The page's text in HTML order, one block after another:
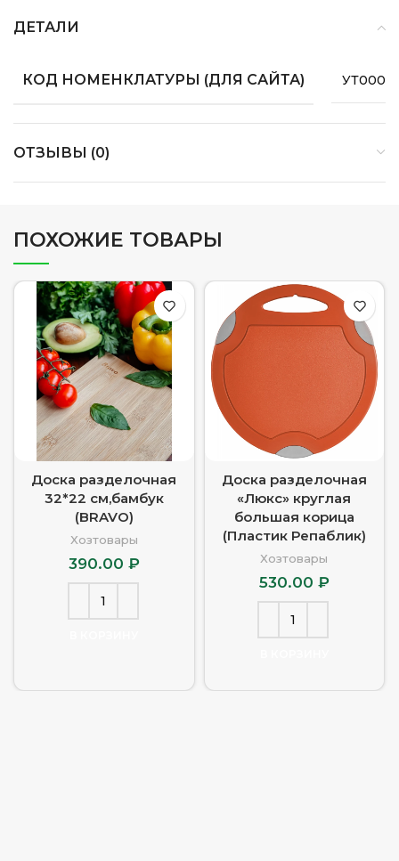
ДЕТАЛИ
КОД НОМЕНКЛАТУРЫ (ДЛЯ САЙТА)
ОТЗЫВЫ (0)
ПОХОЖИЕ ТОВАРЫ
Доска разделочная
32*22 см,бамбук
(BRAVO)
Хозтовары
390.00 ₽
Доска разделочная
«Люкс» круглая
большая корица
(Пластик Репаблик)
Хозтовары
530.00 ₽